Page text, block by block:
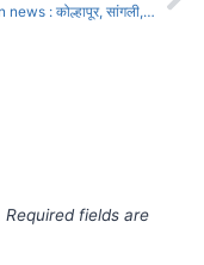
sangli rain news : कोल्हापूर, सांगली, सातारासह 17 जिल्ह्यांना पावसाचा हाय अलर्ट
Required fields are